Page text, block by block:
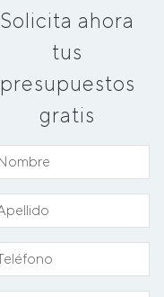
Solicita ahora
tus
presupuestos
gratis